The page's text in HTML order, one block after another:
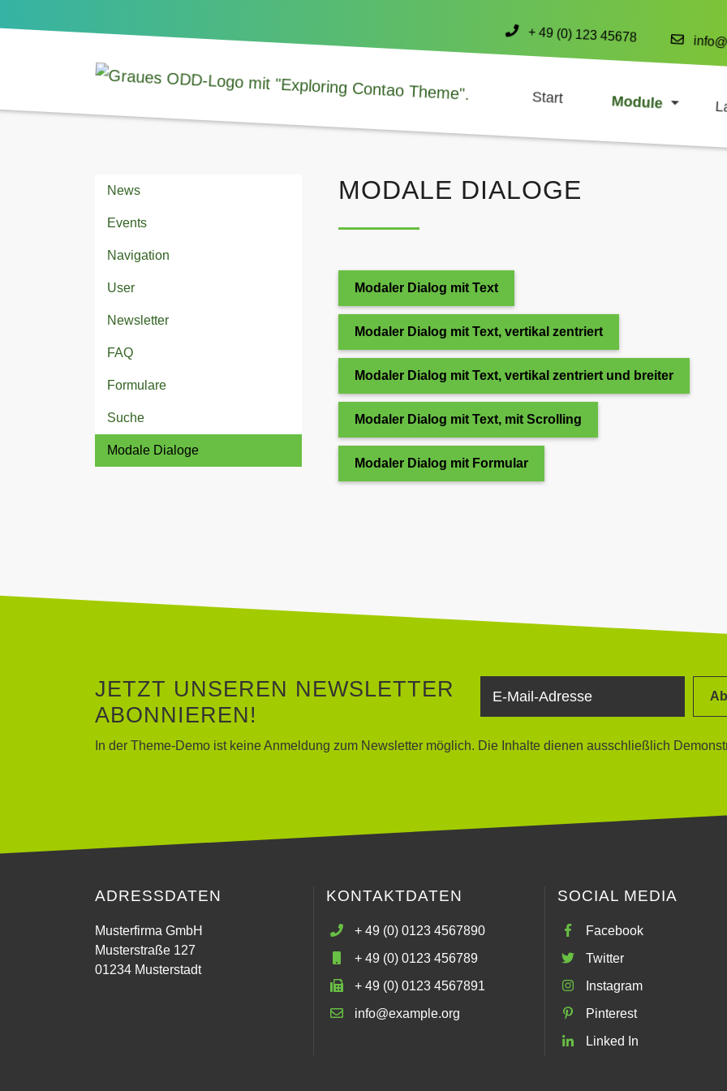
+ 49 (0) 123 45678
Start Module
MODALE DIALOGE
Modaler Dialog mit Text
Modaler Dialog mit Text, vertikal zentriert
Modaler Dialog mit Text, vertikal zentriert und breiter
Modaler Dialog mit Text, mit Scrolling
Modaler Dialog mit Formular
News
Events
Navigation
User
Newsletter
FAQ
Formulare
Suche
Modale Dialoge
JETZT UNSEREN NEWSLETTER
ABONNIEREN!
In der Theme-Demo ist keine Anmeldung zum Newsletter möglich. Die Inhalte dienen ausschließlich
ADRESSDATEN
Musterfirma GmbH
Musterstraße 127
01234 Musterstadt
KONTAKTDATEN
+ 49 (0) 0123 4567890
+ 49 (0) 0123 456789
+ 49 (0) 0123 4567891
info@example.org
SOCIAL MEDIA
Facebook
Twitter
Instagram
Pinterest
Linked In